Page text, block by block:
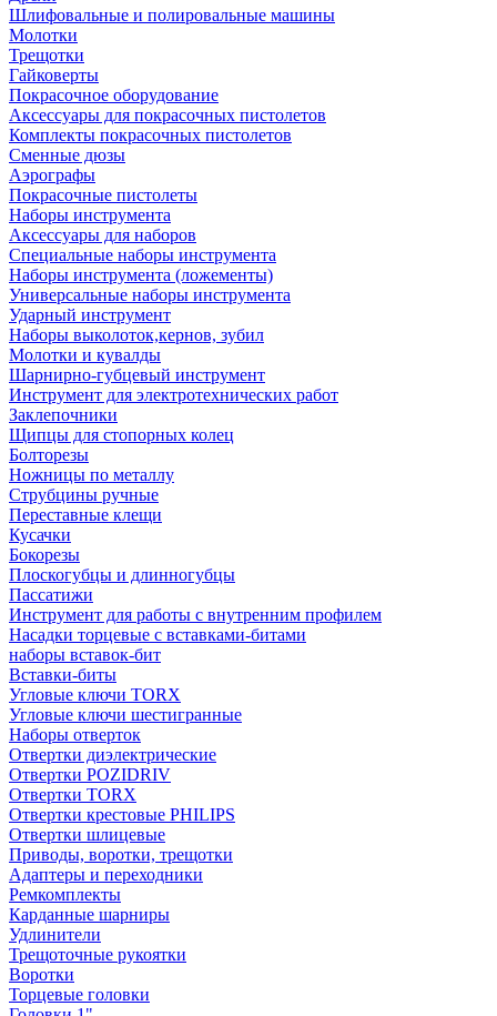
Шлифовальные и полировальные машины
Молотки
Трещотки
Гайковерты
Покрасочное оборудование
Аксессуары для покрасочных пистолетов
Комплекты покрасочных пистолетов
Сменные дюзы
Аэрографы
Покрасочные пистолеты
Наборы инструмента
Аксессуары для наборов
Специальные наборы инструмента
Наборы инструмента (ложементы)
Универсальные наборы инструмента
Ударный инструмент
Наборы выколоток,кернов, зубил
Молотки и кувалды
Шарнирно-губцевый инструмент
Инструмент для электротехнических работ
Заклепочники
Щипцы для стопорных колец
Болторезы
Ножницы по металлу
Струбцины ручные
Переставные клещи
Кусачки
Бокорезы
Плоскогубцы и длинногубцы
Пассатижи
Инструмент для работы с внутренним профилем
Насадки торцевые с вставками-битами
наборы вставок-бит
Вставки-биты
Угловые ключи TORX
Угловые ключи шестигранные
Наборы отверток
Отвертки диэлектрические
Отвертки POZIDRIV
Отвертки TORX
Отвертки крестовые PHILIPS
Отвертки шлицевые
Приводы, воротки, трещотки
Адаптеры и переходники
Ремкомплекты
Карданные шарниры
Удлинители
Трещоточные рукоятки
Воротки
Торцевые головки